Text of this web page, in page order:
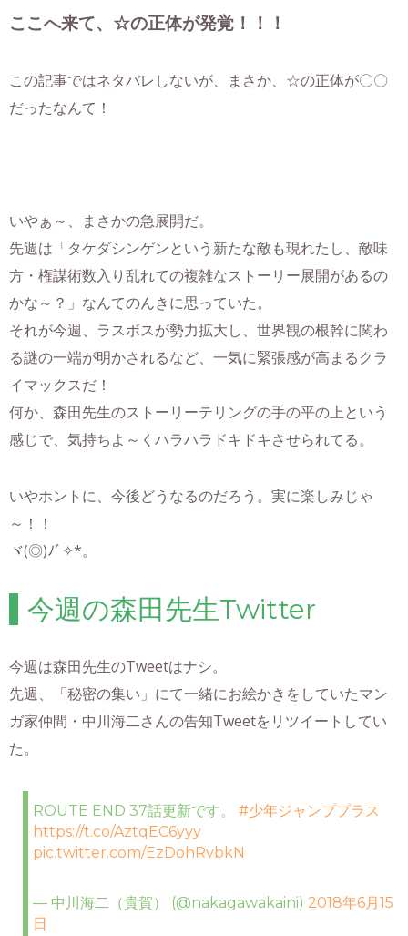
ここへ来て、☆の正体が発覚！！！
この記事ではネタバレしないが、まさか、☆の正体が〇〇
だったなんて！
いやぁ～、まさかの急展開だ。
先週は「タケダシンゲンという新たな敵も現れたし、敵味
方・権謀術数入り乱れての複雑なストーリー展開があるの
かな～？」なんてのんきに思っていた。
それが今週、ラスボスが勢力拡大し、世界観の根幹に関わ
る謎の一端が明かされるなど、一気に緊張感が高まるクラ
イマックスだ！
何か、森田先生のストーリーテリングの手の平の上という
感じで、気持ちよ～くハラハラドキドキさせられてる。
いやホントに、今後どうなるのだろう。実に楽しみじゃ
～！！
ヾ(◎)ﾉﾞ✧*。
今週の森田先生Twitter
今週は森田先生のTweetはナシ。
先週、「秘密の集い」にて一緒にお絵かきをしていたマン
ガ家仲間・中川海二さんの告知Tweetをリツイートしてい
た。
ROUTE END 37話更新です。 #少年ジャンププラス
https://t.co/AztqEC6yyy
pic.twitter.com/EzDohRvbkN
— 中川海二（貴賀） (@nakagawakaini) 2018年6月15
日